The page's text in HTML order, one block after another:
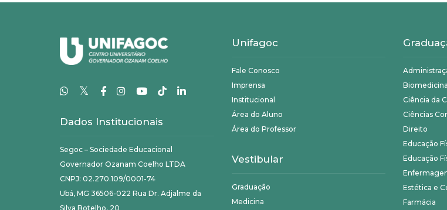
𝕏
Dados Institucionais
Segoc – Sociedade Educacional
Governador Ozanam Coelho LTDA
CNPJ: 02.270.109/0001-74
Ubá, MG 36506-022 Rua Dr. Adjalme da
Silva Botelho, 20
Unifagoc
Fale Conosco
Imprensa
Institucional
Área do Aluno
Área do Professor
Vestibular
Graduação
Medicina
Biomedicina
Ciência da
Ciências
Direito
Educação
Educação
Estética e
Farmácia